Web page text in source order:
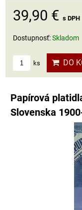
39,90 € s DPH
Dostupnosť:Skladom
ks DO
Papírová
Slovenska